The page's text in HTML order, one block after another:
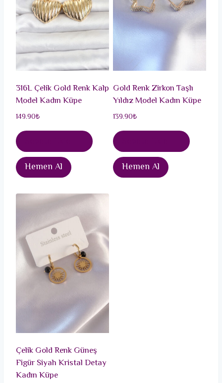
316L Çelik Gold Renk Kalp
Model Kadın Küpe
149.90₺
Hemen Al
Gold Renk Zirkon Taşlı
Yıldız Model Kadın Küpe
139.90₺
Hemen Al
Çelik Gold Renk Güneş
Figür Siyah Kristal Detay
Kadın Küpe